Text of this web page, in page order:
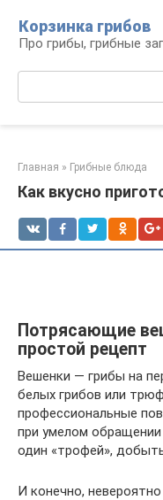
контенту
Корзинка грибов
Про грибы, грибные
Главная » Грибные блюда
Как вкусно
Потрясающие
простой рецепт
Вешенки — грибы на
белых грибов или
профессиональные
при умелом
один «трофей»,
И конечно,